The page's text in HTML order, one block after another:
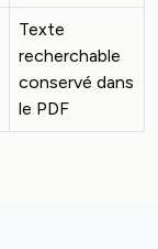
Texte
recherchable
conservé dans
le PDF